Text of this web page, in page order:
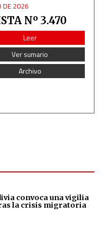
DE 2026
Nº 3.470
Leer
Ver sumario
Archivo
convoca una vigilia
la crisis migratoria